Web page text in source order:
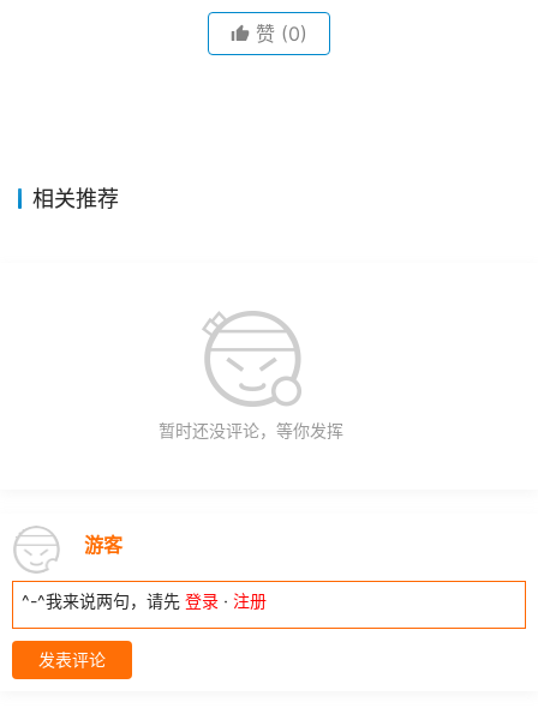
赞 (0)
相关推荐
暂时还没评论，等你发挥
游客
^-^我来说两句，请先 登录 · 注册
发表评论